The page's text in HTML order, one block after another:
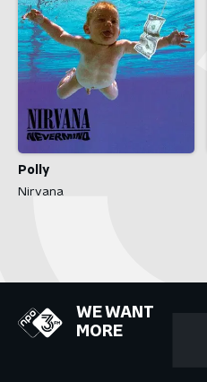
Polly
Nirvana
WE WANT
MORE